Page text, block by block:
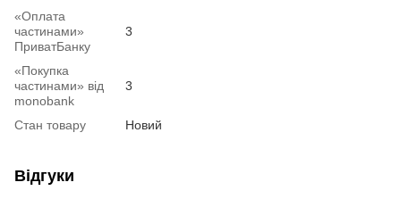
«Оплата
частинами»
ПриватБанку
3
«Покупка
частинами» від
monobank
3
Стан товару Новий
Відгуки